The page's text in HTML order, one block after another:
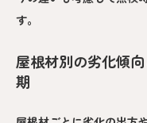
す。
屋根材別の劣化傾
期